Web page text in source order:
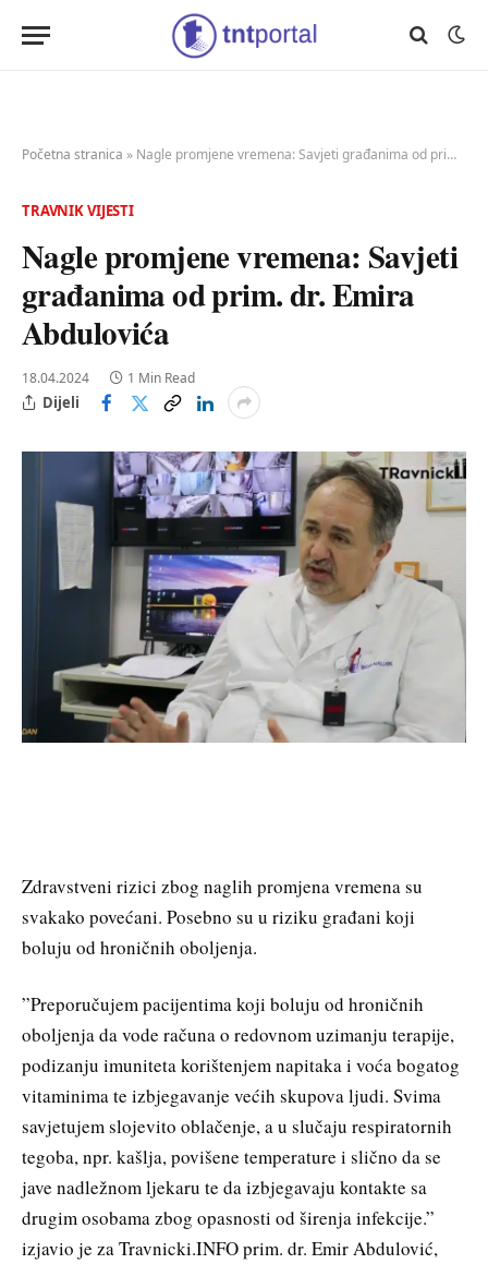
Početna stranica » Nagle promjene vremena: Savjeti građanima od prim. dr. Emira Abdulovića
TRAVNIK VIJESTI
Nagle promjene vremena: Savjeti
građanima od prim. dr. Emira
Abdulovića
18.04.2024 1 Min Read
Dijeli
Zdravstveni rizici zbog naglih promjena vremena su
svakako povećani. Posebno su u riziku građani koji
boluju od hroničnih oboljenja.
”Preporučujem pacijentima koji boluju od hroničnih
oboljenja da vode računa o redovnom uzimanju terapije,
podizanju imuniteta korištenjem napitaka i voća bogatog
vitaminima te izbjegavanje većih skupova ljudi. Svima
savjetujem slojevito oblačenje, a u slučaju respiratornih
tegoba, npr. kašlja, povišene temperature i slično da se
jave nadležnom ljekaru te da izbjegavaju kontakte sa
drugim osobama zbog opasnosti od širenja infekcije.”
izjavio je za Travnicki.INFO prim. dr. Emir Abdulović,